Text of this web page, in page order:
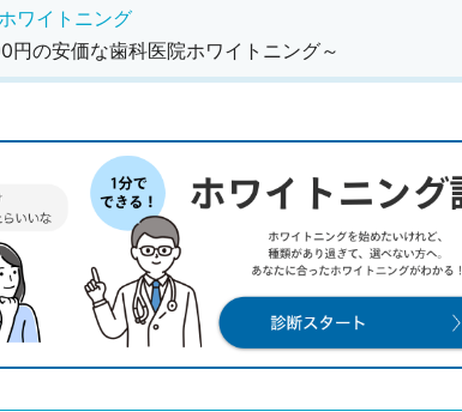
ワイトニング
円の安価な歯科医院ホワイトニング～